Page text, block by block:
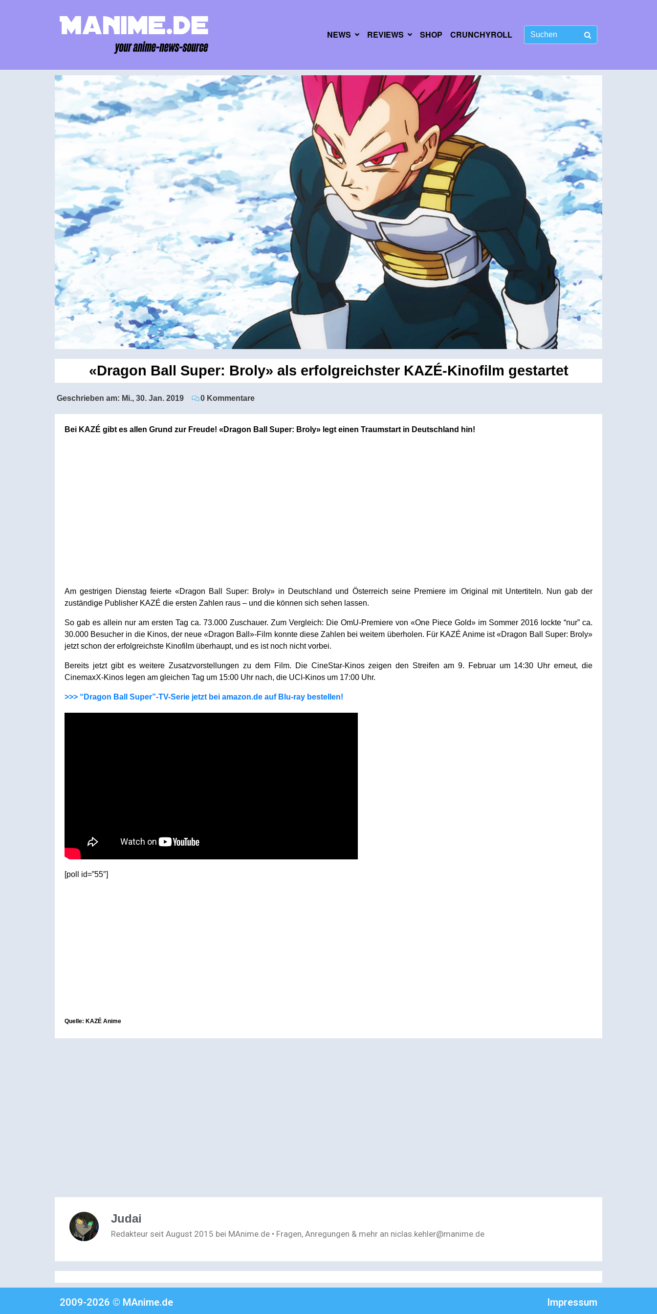
NEWS REVIEWS SHOP CRUNCHYROLL
«Dragon Ball Super: Broly» als erfolgreichster KAZÉ-Kinofilm gestartet
Geschrieben am: Mi., 30. Jan. 2019 0 Kommentare
Bei KAZÉ gibt es allen Grund zur Freude! «Dragon Ball Super: Broly» legt einen Traumstart in Deutschland hin!
Am gestrigen Dienstag feierte «Dragon Ball Super: Broly» in Deutschland und Österreich seine Premiere im Original mit Untertiteln. Nun gab der
zuständige Publisher KAZÉ die ersten Zahlen raus – und die können sich sehen lassen.
So gab es allein nur am ersten Tag ca. 73.000 Zuschauer. Zum Vergleich: Die OmU-Premiere von «One Piece Gold» im Sommer 2016 lockte “nur” ca.
30.000 Besucher in die Kinos, der neue «Dragon Ball»-Film konnte diese Zahlen bei weitem überholen. Für KAZÉ Anime ist «Dragon Ball Super: Broly»
jetzt schon der erfolgreichste Kinofilm überhaupt, und es ist noch nicht vorbei.
Bereits jetzt gibt es weitere Zusatzvorstellungen zu dem Film. Die CineStar-Kinos zeigen den Streifen am 9. Februar um 14:30 Uhr erneut, die
CinemaxX-Kinos legen am gleichen Tag um 15:00 Uhr nach, die UCI-Kinos um 17:00 Uhr.
>>> “Dragon Ball Super”-TV-Serie jetzt bei amazon.de auf Blu-ray bestellen!
[poll id=”55″]
Quelle: KAZÉ Anime
Judai
Redakteur seit August 2015 bei MAnime.de • Fragen, Anregungen & mehr an niclas.kehler@manime.de
2009-2026 © MAnime.de Impressum